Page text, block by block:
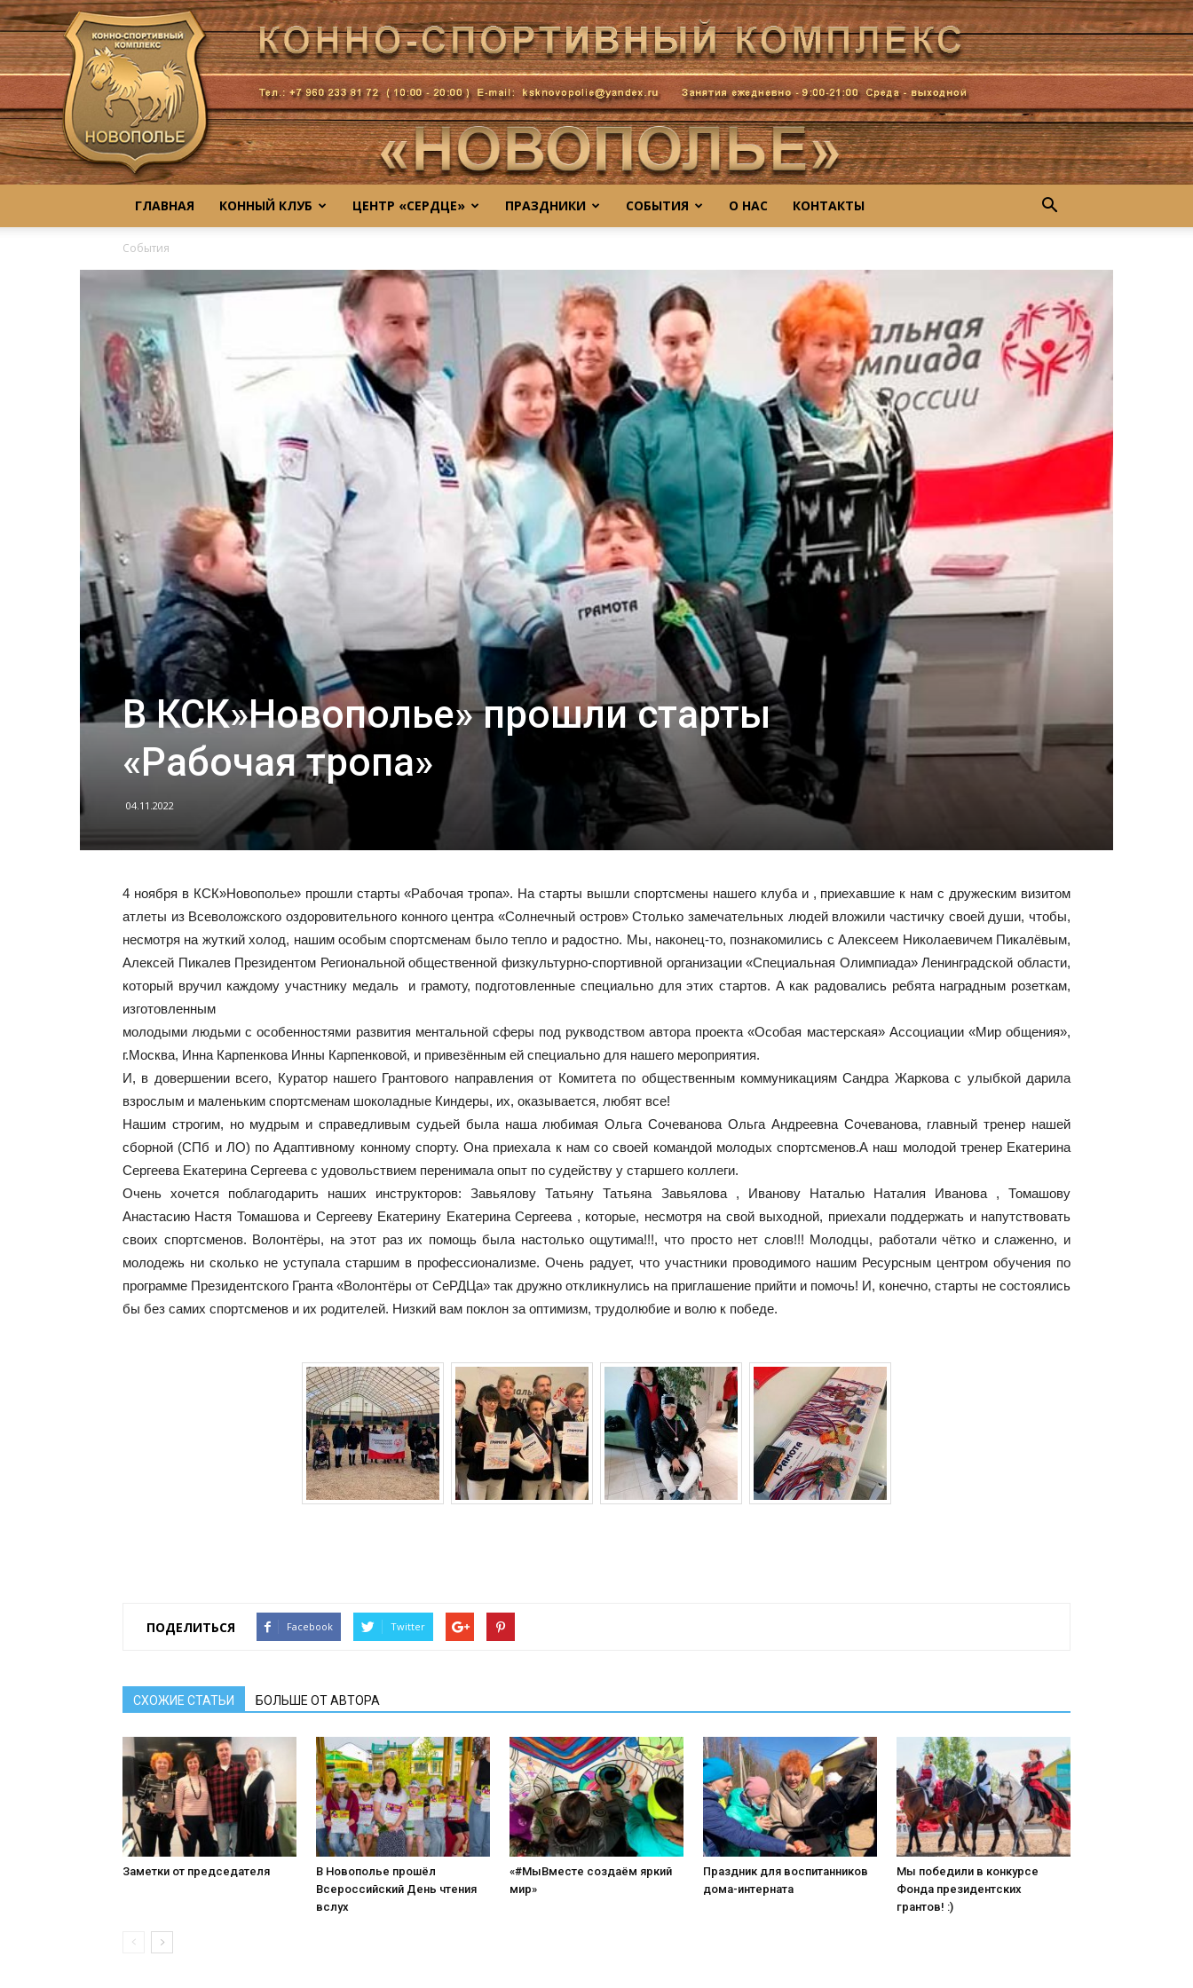
ГЛАВНАЯ КОННЫЙ КЛУБ ЦЕНТР «СЕРДЦЕ» ПРАЗДНИКИ СОБЫТИЯ О НАС КОНТАКТЫ
События
В КСК»Новополье» прошли старты
«Рабочая тропа»
04.11.2022
4 ноября в КСК»Новополье» прошли старты «Рабочая тропа». На старты вышли спортсмены нашего клуба и , приехавшие к нам с дружеским визитом
атлеты из Всеволожского оздоровительного конного центра «Солнечный остров» Столько замечательных людей вложили частичку своей души, чтобы,
несмотря на жуткий холод, нашим особым спортсменам было тепло и радостно. Мы, наконец-то, познакомились с Алексеем Николаевичем Пикалёвым,
Алексей Пикалев Президентом Региональной общественной физкультурно-спортивной организации «Специальная Олимпиада» Ленинградской области,
который вручил каждому участнику медаль и грамоту, подготовленные специально для этих стартов. А как радовались ребята наградным розеткам,
изготовленным
молодыми людьми с особенностями развития ментальной сферы под рукводством автора проекта «Особая мастерская» Ассоциации «Мир общения»,
г.Москва, Инна Карпенкова Инны Карпенковой, и привезённым ей специально для нашего мероприятия.
И, в довершении всего, Куратор нашего Грантового направления от Комитета по общественным коммуникациям Сандра Жаркова с улыбкой дарила
взрослым и маленьким спортсменам шоколадные Киндеры, их, оказывается, любят все!
Нашим строгим, но мудрым и справедливым судьей была наша любимая Ольга Сочеванова Ольга Андреевна Сочеванова, главный тренер нашей
сборной (СПб и ЛО) по Адаптивному конному спорту. Она приехала к нам со своей командой молодых спортсменов.А наш молодой тренер Екатерина
Сергеева Екатерина Сергеева с удовольствием перенимала опыт по судейству у старшего коллеги.
Очень хочется поблагодарить наших инструкторов: Завьялову Татьяну Татьяна Завьялова , Иванову Наталью Наталия Иванова , Томашову
Анастасию Настя Томашова и Сергееву Екатерину Екатерина Сергеева , которые, несмотря на свой выходной, приехали поддержать и напутствовать
своих спортсменов. Волонтёры, на этот раз их помощь была настолько ощутима!!!, что просто нет слов!!! Молодцы, работали чётко и слаженно, и
молодежь ни сколько не уступала старшим в профессионализме. Очень радует, что участники проводимого нашим Ресурсным центром обучения по
программе Президентского Гранта «Волонтёры от СеРДЦа» так дружно откликнулись на приглашение прийти и помочь! И, конечно, старты не состоялись
бы без самих спортсменов и их родителей. Низкий вам поклон за оптимизм, трудолюбие и волю к победе.
ПОДЕЛИТЬСЯ Facebook Twitter
СХОЖИЕ СТАТЬИ БОЛЬШЕ ОТ АВТОРА
Заметки от председателя
В Новополье прошёл
Всероссийский День чтения
вслух
«#МыВместе создаём яркий
мир»
Праздник для воспитанников
дома-интерната
Мы победили в конкурсе
Фонда президентских
грантов! :)